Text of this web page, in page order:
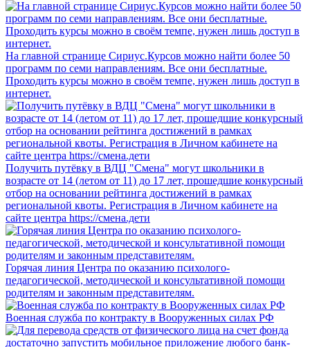
На главной странице Сириус.Курсов можно найти более 50
программ по семи направлениям. Все они бесплатные.
Проходить курсы можно в своём темпе, нужен лишь доступ в
интернет.
Получить путёвку в ВДЦ "Смена" могут школьники в
возрасте от 14 (летом от 11) до 17 лет, прошедшие конкурсный
отбор на основании рейтинга достижений в рамках
региональной квоты. Регистрация в Личном кабинете на
сайте центра https://смена.дети
Горячая линия Центра по оказанию психолого-
педагогической, методической и консультативной помощи
родителям и законным представителям.
Военная служба по контракту в Вооруженных силах РФ